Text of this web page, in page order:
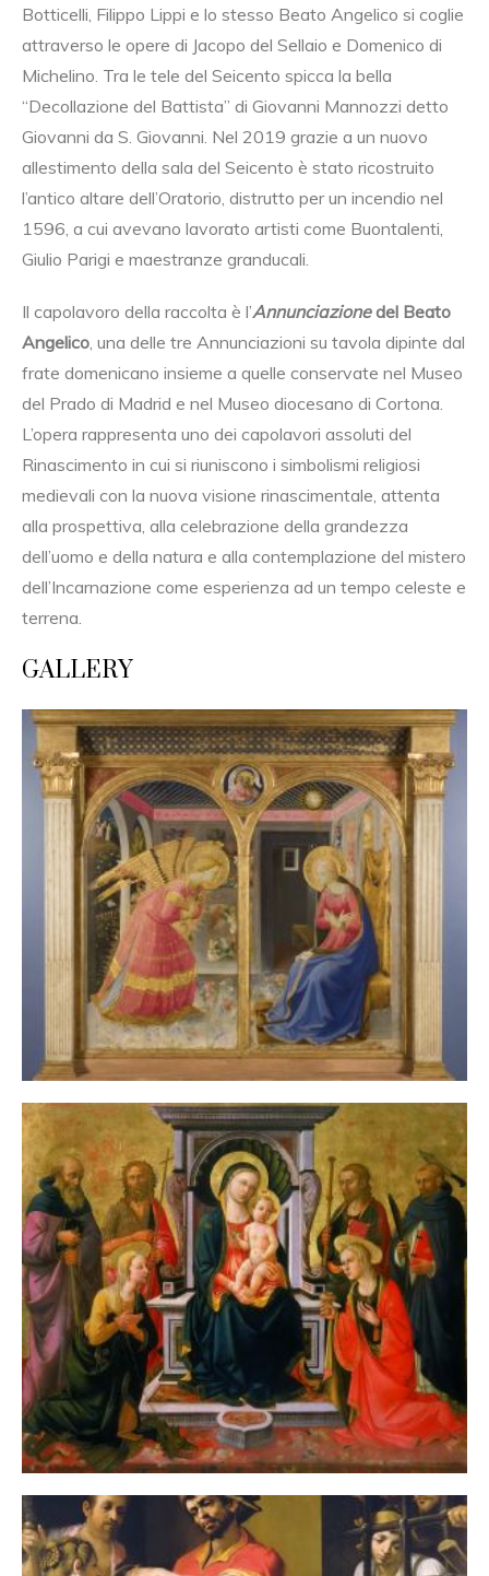
Botticelli, Filippo Lippi e lo stesso Beato Angelico si coglie
attraverso le opere di Jacopo del Sellaio e Domenico di
Michelino. Tra le tele del Seicento spicca la bella
“Decollazione del Battista” di Giovanni Mannozzi detto
Giovanni da S. Giovanni. Nel 2019 grazie a un nuovo
allestimento della sala del Seicento è stato ricostruito
l’antico altare dell’Oratorio, distrutto per un incendio nel
1596, a cui avevano lavorato artisti come Buontalenti,
Giulio Parigi e maestranze granducali.
Il capolavoro della raccolta è l’Annunciazionedel Beato
Angelico, una delle tre Annunciazioni su tavola dipinte dal
frate domenicano insieme a quelle conservate nel Museo
del Prado di Madrid e nel Museo diocesano di Cortona.
L’opera rappresenta uno dei capolavori assoluti del
Rinascimento in cui si riuniscono i simbolismi religiosi
medievali con la nuova visione rinascimentale, attenta
alla prospettiva, alla celebrazione della grandezza
dell’uomo e della natura e alla contemplazione del mistero
dell’Incarnazione come esperienza ad un tempo celeste e
terrena.
GALLERY